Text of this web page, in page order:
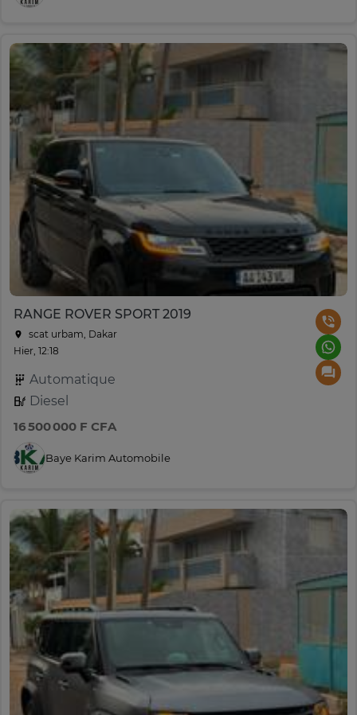
RANGE ROVER SPORT 2019
scat urbam, Dakar
Hier, 12:18
Automatique
Diesel
16 500 000 F CFA
Baye Karim Automobile